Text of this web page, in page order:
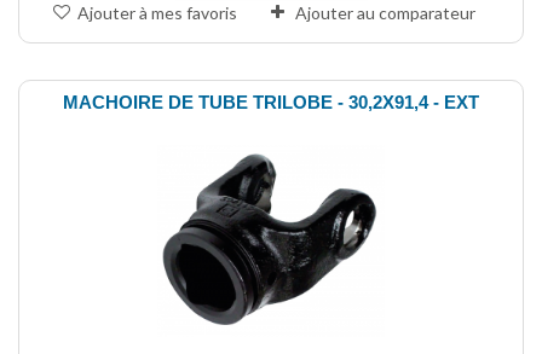
Ajouter à mes favoris Ajouter au comparateur
MACHOIRE DE TUBE TRILOBE - 30,2X91,4 - EXT